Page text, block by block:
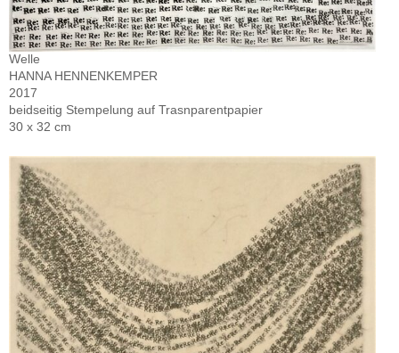
Welle
HANNA HENNENKEMPER
2017
beidseitig Stempelung auf Trasnparentpapier
30 x 32 cm